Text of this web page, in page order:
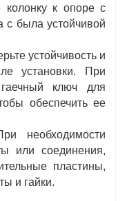
колонку к опоре с
c была устойчивой
устойчивость и
установки. При
гаечный ключ для
обеспечить ее
необходимости
или соединения,
пластины,
и гайки.